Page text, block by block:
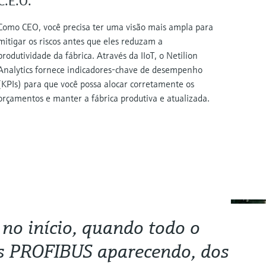
CEO, você precisa ter uma visão mais ampla para
os riscos antes que eles reduzam a
da fábrica. Através da IIoT, o Netilion
fornece indicadores-chave de desempenho
para que você possa alocar corretamente os
e manter a fábrica produtiva e atualizada.
início, quando todo o
aparecendo, dos